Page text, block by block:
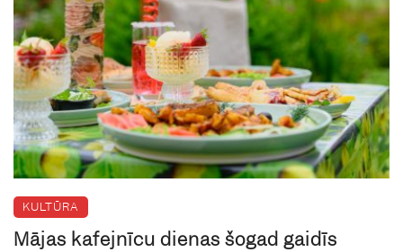
KULTŪRA
Mājas kafejnīcu dienas šogad gaidīs